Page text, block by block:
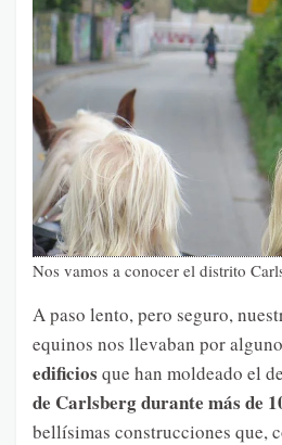
Nos vamos a conocer el distrito
A paso lento, pero seguro,
equinos nos llevaban por
edificios que han moldeado el
de Carlsberg durante más de
bellísimas construcciones que,